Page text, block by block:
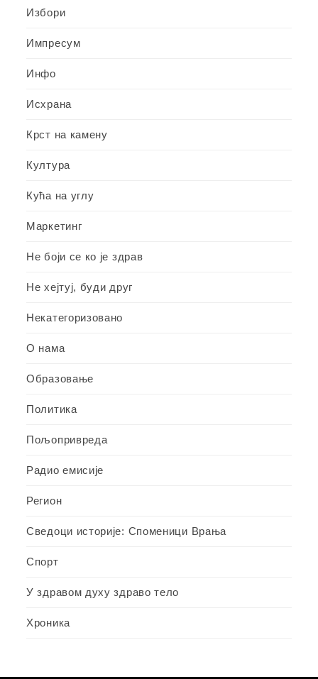
Избори
Импресум
Инфо
Исхрана
Крст на камену
Култура
Кућа на углу
Маркетинг
Не боји се ко је здрав
Не хејтуј, буди друг
Некатегоризовано
О нама
Образовање
Политика
Пољопривреда
Радио емисије
Регион
Сведоци историје: Споменици Врања
Спорт
У здравом духу здраво тело
Хроника